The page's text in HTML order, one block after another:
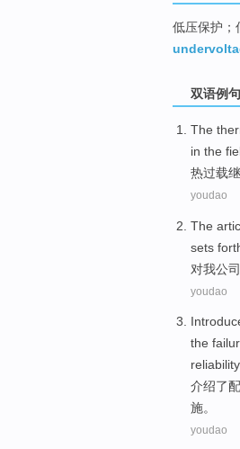
低压保护；
双语例句
The
in the
热过载
youdao
The
sets
对我公
youdao
the
reliability
介绍了
施。
youdao